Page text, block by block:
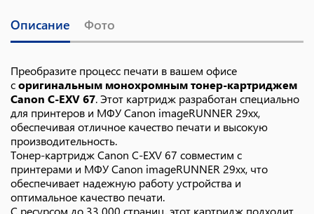
Описание Фото
Преобразите процесс печати в вашем офисе
соригинальным монохромным тонер-картриджем
Canon C-EXV 67. Этот картридж разработан специально
для принтеров и МФУ Canon imageRUNNER 29xx,
обеспечивая отличное качество печати и высокую
производительность.
Тонер-картридж Canon C-EXV 67 совместим с
принтерами и МФУ Canon imageRUNNER 29xx, что
обеспечивает надежную работу устройства и
оптимальное качество печати.
С ресурсом до 33 000 страниц, этот картридж подходит